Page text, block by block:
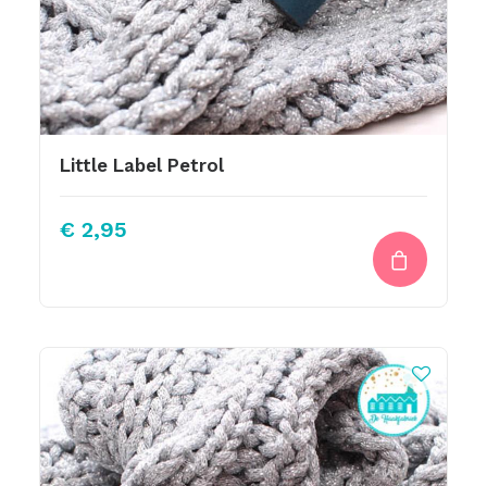
Little Label Petrol
€ 2,95